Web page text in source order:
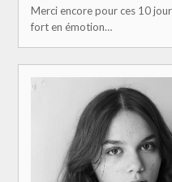
Merci encore pour ces 10
fort en émotion…